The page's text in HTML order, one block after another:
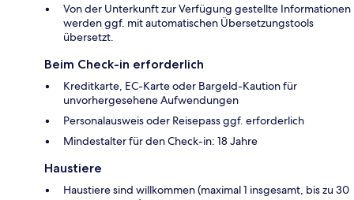
Von der Unterkunft zur Verfügung gestellte Informationen
werden ggf. mit automatischen Übersetzungstools
übersetzt.
Beim Check-in erforderlich
Kreditkarte, EC-Karte oder Bargeld-Kaution für
unvorhergesehene Aufwendungen
Personalausweis oder Reisepass ggf. erforderlich
Mindestalter für den Check-in: 18 Jahre
Haustiere
Haustiere sind willkommen (maximal 1 insgesamt, bis zu 30